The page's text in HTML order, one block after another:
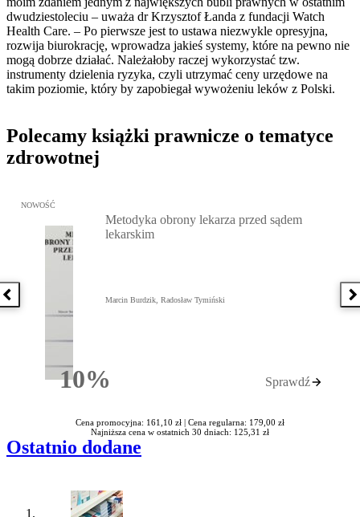
dwudziestoleciu – uważa dr Krzysztof Łanda z fundacji Watch
Health Care. – Po pierwsze jest to ustawa niezwykle opresyjna,
rozwija biurokrację, wprowadza jakieś systemy, które na pewno nie
mogą dobrze działać. Należałoby raczej wykorzystać tzw.
instrumenty dzielenia ryzyka, czyli utrzymać ceny urzędowe na
takim poziomie, który by zapobiegał wywożeniu leków z Polski.
Polecamy książki prawnicze o tematyce
zdrowotnej
Poprzednia książka
Przejdź do: Metodyka obrony lekarza przed sądem lekarskim,
NOWOŚĆ
10%Rabatu
Metodyka obrony lekarza przed sądem
lekarskim
Marcin Burdzik, Radosław Tymiński
Sprawdź
Cena promocyjna: 161,10 zł | Cena regularna: 179,00 zł
Najniższa cena w ostatnich 30 dniach: 125,31 zł
Ostatnio dodane